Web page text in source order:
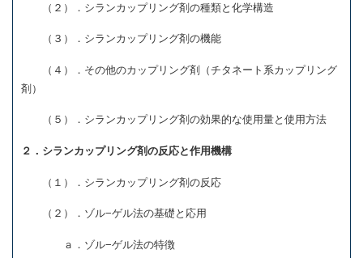
（２）．シランカップリング剤の種類と化学構造
（３）．シランカップリング剤の機能
（４）．その他のカップリング剤（チタネート系カップリング
剤）
（５）．シランカップリング剤の効果的な使用量と使用方法
２．シランカップリング剤の反応と作用機構
（１）．シランカップリング剤の反応
（２）．ゾル−ゲル法の基礎と応用
ａ．ゾル−ゲル法の特徴